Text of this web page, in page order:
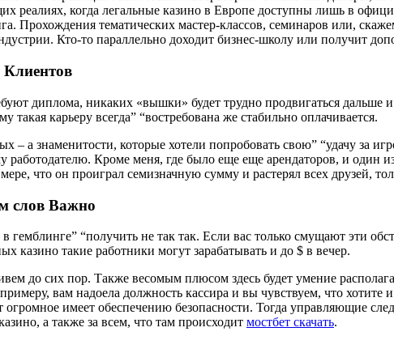
реалиях, когда легальные казино в Европе доступны лишь в
Прохождения тематических мастер-классов, семинаров или,
Кто-то параллельно доходит бизнес-школу или получит
диплома, никаких «вышки» будет трудно продвигаться
карьеру всегда” “востребована же стабильно оплачивается.
– а знаменитости, которые хотели попробовать свою” “удачу за
Кроме меня, где было еще еще арендаторов, и один
что он проиграл семизначную сумму и растерял всех друзей,
слов Важно
“получить не так так. Если вас только смущают эти
казино такие работники могут зарабатывать и до $ в вечер.
до сих пор. Также весомым плюсом здесь будет умение
вам надоела должность кассира и вы чувствуем, что хотите
имеет обеспечению безопасности. Тогда управляющие
а также за всем, что там происходит мостбет скачать.